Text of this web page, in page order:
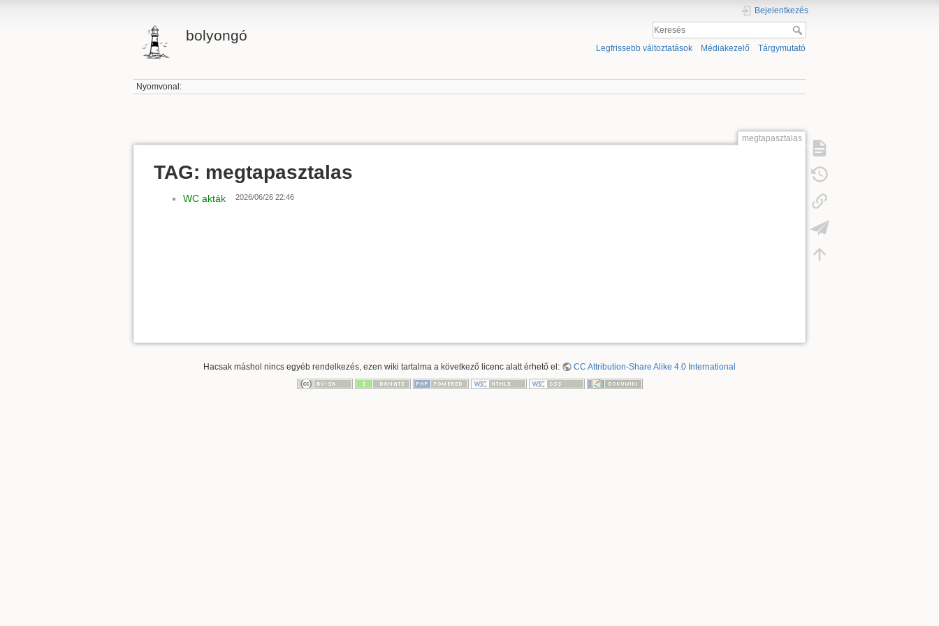
bolyongó
Bejelentkezés
Legfrissebb változtatások Médiakezelő Tárgymutató
Nyomvonal:
megtapasztalas
TAG: megtapasztalas
WC akták 2026/06/26 22:46
Hacsak máshol nincs egyéb rendelkezés, ezen wiki tartalma a következő licenc alatt érhető el: CC Attribution-Share Alike 4.0 International